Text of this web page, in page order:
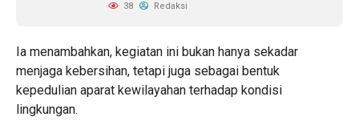
38 Redaksi
Ia menambahkan, kegiatan ini bukan hanya sekadar
menjaga kebersihan, tetapi juga sebagai bentuk
kepedulian aparat kewilayahan terhadap kondisi
lingkungan.